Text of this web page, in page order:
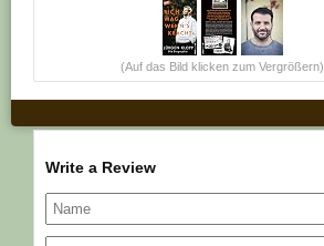
(Auf das Bild klicken zum Vergrößern)
Write a Review